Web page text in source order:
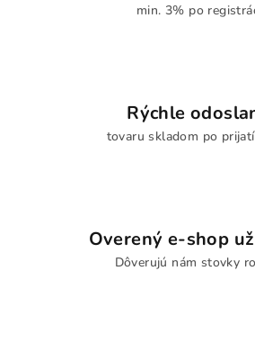
min. 3% po
Rýchle
tovaru skladom po
Overený e-shop
Dôverujú nám stovky